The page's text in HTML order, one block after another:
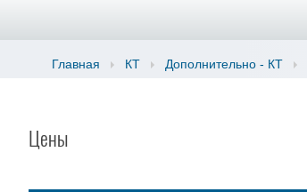
Главная КТ Дополнительно - КТ
Цены